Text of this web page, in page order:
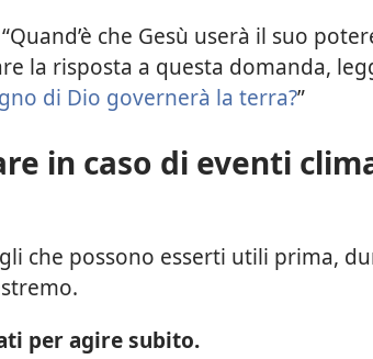
che Gesù userà il suo
la risposta a questa domanda,
di Dio governerà la terra?”
in caso di eventi
che possono esserti utili prima,
per agire subito.